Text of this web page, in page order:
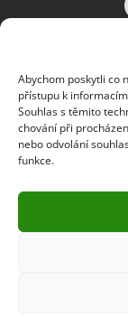
Abychom poskytli co
přístupu k
Souhlas s těmito
chování při
nebo odvolání
funkce.
Pravidla používání|
Deloitte.cz
© 2026. Více
Deloitte označuje
a přidružené subjekty
(rovněž označovaná
společností a jejich
právním subjektem,
za jinou z těchto
pochybení, nikoli za